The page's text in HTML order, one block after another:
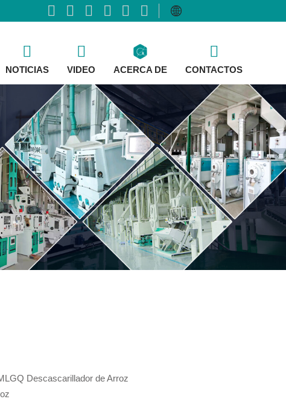
NOTICIAS VIDEO ACERCA DE CONTACTOS
Descascarillador de Arroz